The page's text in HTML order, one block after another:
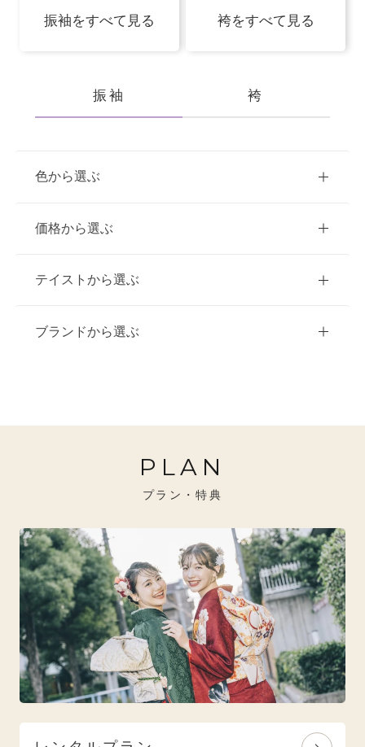
振袖をすべて見る 袴をすべて見る
振袖 袴
色から選ぶ
赤
価格から選ぶ
ご購入
10万円台以下
20万円～26万円未満
26万円～31万円未満
テイストから選ぶ
クラシック
クール
ナチュラル
ブランドから選ぶ
イエベ秋におすすめ
ブルべ夏におすすめ
ブルべ冬におすすめ
特選技法
オリジナルブランド
人気モデルブランド
PLAN
プラン・特典